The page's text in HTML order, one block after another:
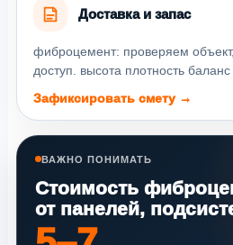
Доставка и запас
фиброцемент: проверяем
доступ. высота плотность
Зафиксировать смету →
ВАЖНО ПОНИМАТЬ
Стоимость
от панелей,